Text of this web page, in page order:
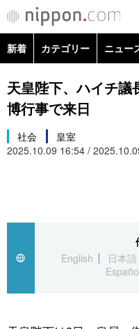
カテゴリー
国際
社会
アーカイブ
Japan Data
旅と暮らし
新着 カテゴリー ニュー
政治・外交
経済・ビジネス
国際・海外
文化
科学・技術
暮らし
天皇陛下、ハイチ
博行事で来日
社会
皇室
2025.10.09 16:54 /
English
日本語